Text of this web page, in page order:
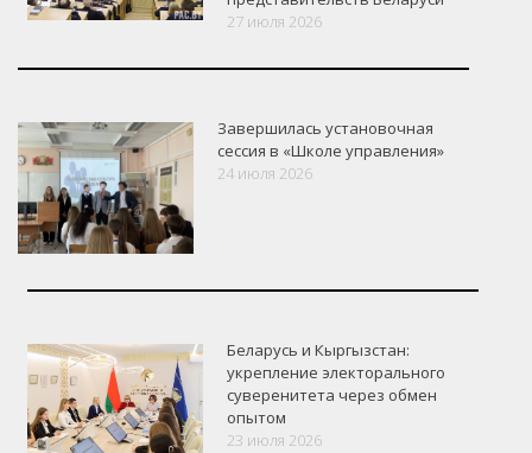
VK Google+ Facebook
27 июля 2026
Завершилась установочная
сессия в «Школе управления»
24 июля 2026
Беларусь и Кыргызстан:
укрепление электорального
суверенитета через обмен
опытом
23 июля 2026